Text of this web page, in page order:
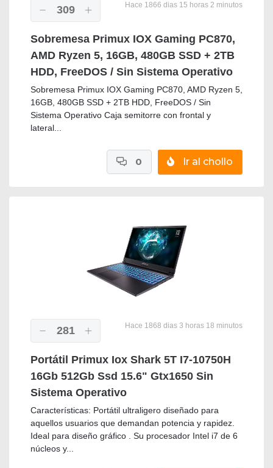
309 Hace 1866 dias 15 horas 2 minutos
Sobremesa Primux IOX Gaming PC870,
AMD Ryzen 5, 16GB, 480GB SSD + 2TB
HDD, FreeDOS / Sin Sistema Operativo
Sobremesa Primux IOX Gaming PC870, AMD Ryzen 5,
16GB, 480GB SSD + 2TB HDD, FreeDOS / Sin
Sistema Operativo Caja semitorre con frontal y
lateral...
Ir al chollo
0
281 Hace 1868 dias 3 horas 18 minutos
Portátil Primux Iox Shark 5T I7-10750H
16Gb 512Gb Ssd 15.6" Gtx1650 Sin
Sistema Operativo
Características: Portátil ultraligero diseñado para
aquellos usuarios que demandan potencia y rapidez.
Ideal para diseño gráfico . Su procesador Intel i7 de 6
núcleos y...